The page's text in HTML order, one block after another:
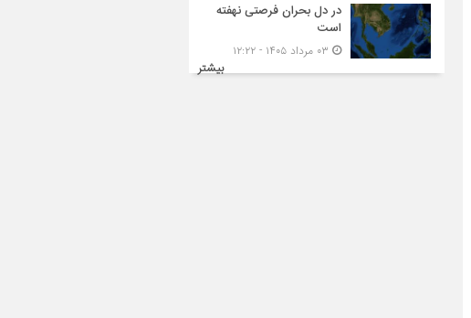
در دل بحران فرصتی نهفته
است
بیشتر